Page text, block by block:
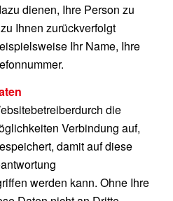
dienen, Ihre Person zu
Ihnen zurückverfolgt
Ihr Name, Ihre
die
Verbindung auf,
damit auf diese
werden kann. Ohne Ihre